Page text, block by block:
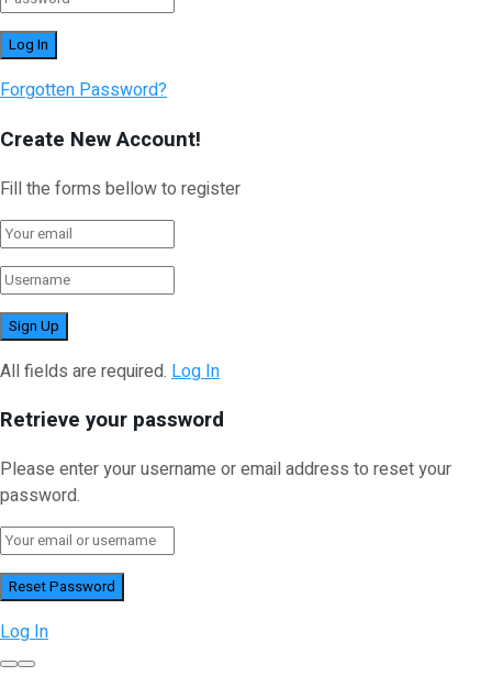
Forgotten Password?
Create New Account!
Fill the forms bellow to register
All fields are required. Log In
Retrieve your password
Please enter your username or email address to reset your
password.
Log In